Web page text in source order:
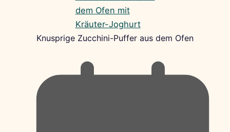
Knusprige Zucchini-Puffer aus dem Ofen